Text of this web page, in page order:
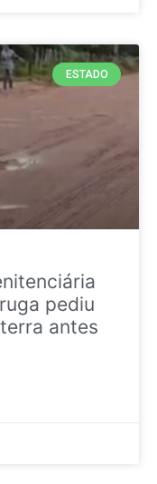
ESTADO
pediu
antes